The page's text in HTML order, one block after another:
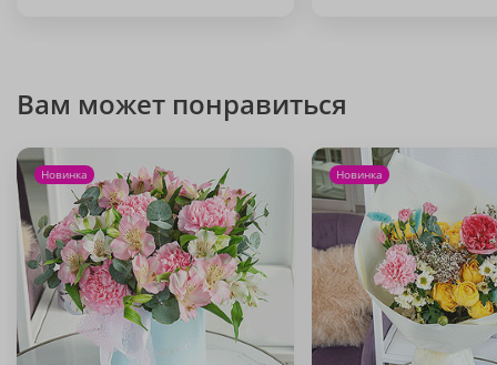
Вам может понравиться
Новинка Новинка